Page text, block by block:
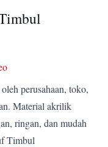
perusahaan, toko,
Material akrilik
ringan, dan mudah
Timbul